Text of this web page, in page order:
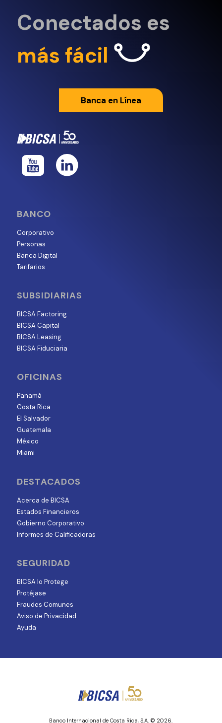
Conectados es
más fácil
Banca en Línea
BANCO
Corporativo
Personas
Banca Digital
Tarifarios
SUBSIDIARIAS
BICSA Factoring
BICSA Capital
BICSA Leasing
BICSA Fiduciaria
OFICINAS
Panamá
Costa Rica
El Salvador
Guatemala
México
Miami
DESTACADOS
Acerca de BICSA
Estados Financieros
Gobierno Corporativo
Informes de Calificadoras
SEGURIDAD
BICSA lo Protege
Protéjase
Fraudes Comunes
Aviso de Privacidad
Ayuda
Banco Internacional de Costa Rica, S.A. © 2026.